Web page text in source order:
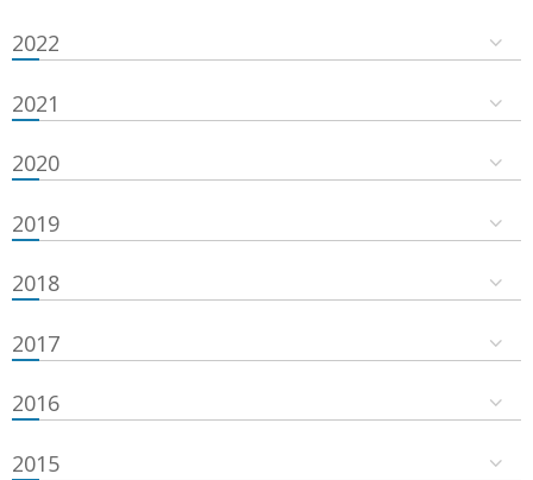
2022
2021
2020
2019
2018
2017
2016
2015